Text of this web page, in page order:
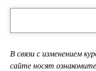
В связи с изменением
сайте носят